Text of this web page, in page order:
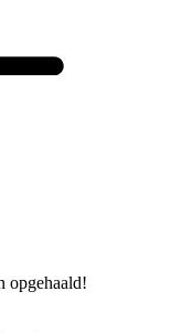
opgehaald!